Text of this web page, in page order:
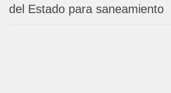
del Estado para saneamiento